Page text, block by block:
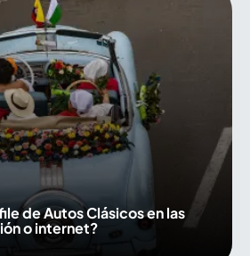
de Autos Clásicos en las
o internet?